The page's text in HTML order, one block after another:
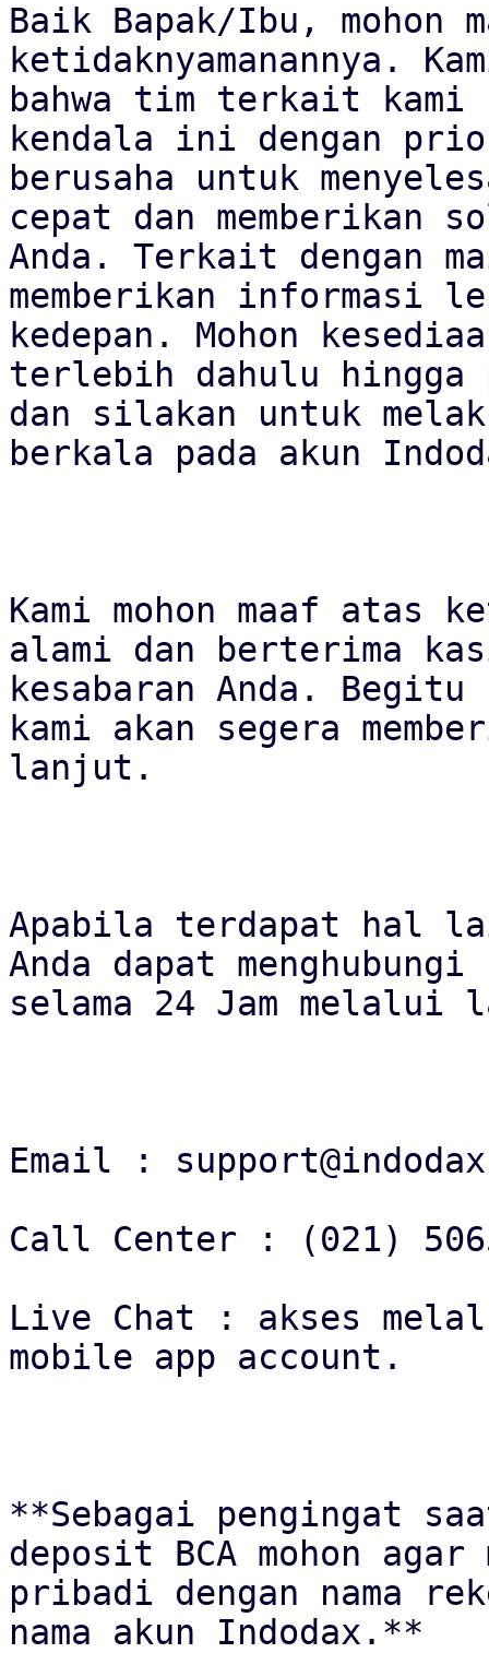
Baik Bapak/Ibu, mohon
ketidaknyamanannya.
bahwa tim terkait kami
kendala ini dengan
berusaha untuk
cepat dan memberikan
Anda. Terkait dengan
memberikan informasi
kedepan. Mohon
terlebih dahulu hingga
dan silakan untuk
berkala pada akun
Kami mohon maaf atas
alami dan berterima
kesabaran Anda.
kami akan segera
lanjut.
Apabila terdapat hal
Anda dapat
selama 24 Jam melalui
Email :
Call Center : (021)
Live Chat : akses
mobile app account.
**Sebagai pengingat
deposit BCA mohon agar
pribadi dengan nama
nama akun Indodax.**